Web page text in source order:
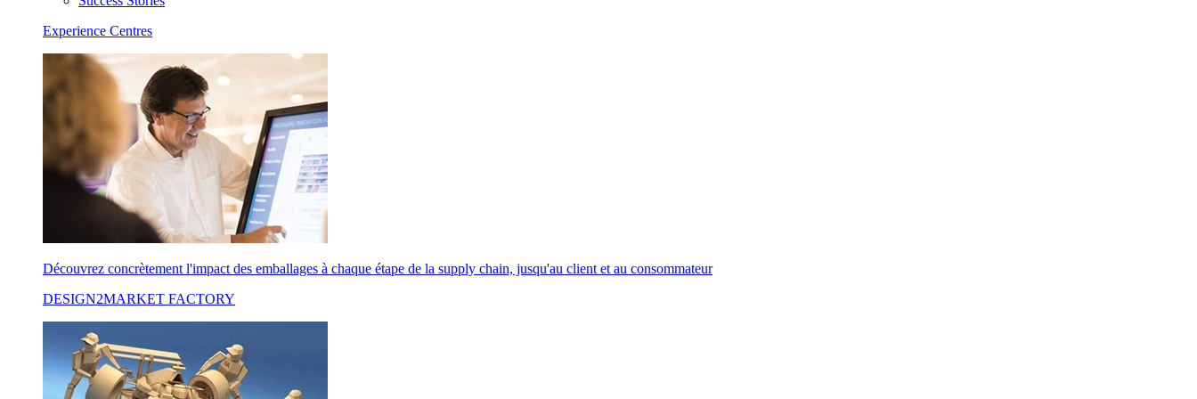
Experience Centres
Découvrez concrètement l'impact des emballages à chaque étape de la supply chain, jusqu'au client et au consommateur
DESIGN2MARKET FACTORY